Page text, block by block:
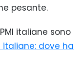
pesante.
italiane sono
italiane: dove ha